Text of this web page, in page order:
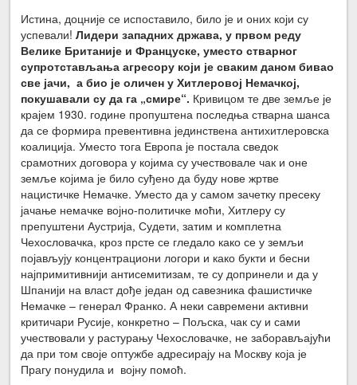
Истина, доцније се испоставило, било је и оних који су
успевали!Лидери западних држава, у првом реду
Велике Британије и Француске, уместо стварног
супротстављања агресору који је сваким даном бивао
све јачи, а био је оличен у Хитлеровој Немачкој,
покушавали су да га „смире“. Кривицом те две земље је
крајем 1930. године пропуштена последња стварна шанса
да се формира превентивна јединствена антихитлеровска
коалиција. Уместо тога Европа је постала сведок
срамотних договора у којима су учествовале чак и оне
земље којима је било суђено да буду нове жртве
нацистичке Немачке. Уместо да у самом зачетку пресеку
јачање немачке војно-политичке моћи, Хитлеру су
препуштени Аустрија, Судети, затим и комплетна
Чехословачка, кроз прсте се гледало како се у земљи
појављују концентрациони логори и како букти и бесни
најпримитивнији антисемитизам, те су допринели и да у
Шпанији на власт дође један од савезника фашистичке
Немачке – генерал Франко. А неки савремени активни
критичари Русије, конкретно – Пољска, чак су и сами
учествовали у растурању Чехословачке, не заборављајући
да при том своје оптужбе адресирају на Москву која је
Прагу понудила и војну помоћ.